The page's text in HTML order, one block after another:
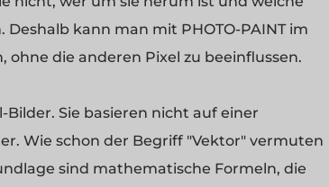
kann man mit PHOTO-PAINT im
die anderen Pixel zu beeinflussen.
Sie basieren nicht auf einer
Wie schon der Begriff "Vektor" vermuten
sind mathematische Formeln, die